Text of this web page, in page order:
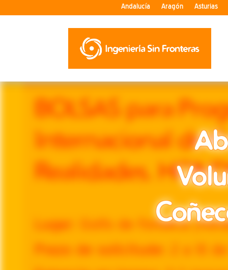
Andalucía Aragón Asturias